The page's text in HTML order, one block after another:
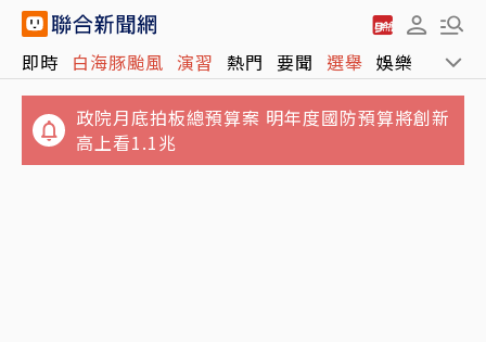
即時 白海豚颱風 演習 熱門 要聞 選舉 娛樂 運動
高上看1.1兆
日職／林安可左膝疼痛西武抹消登錄 日媒感
嘆：好事多磨